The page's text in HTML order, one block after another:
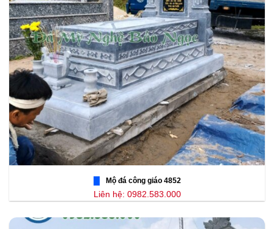
Mộ đá công giáo 4852
Liên hệ: 0982.583.000